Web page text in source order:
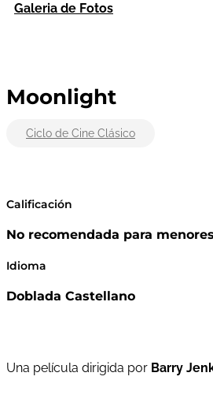
Galeria de Fotos
Moonlight
Ciclo de Cine Clásico
Calificación
No recomendada para
Idioma
Doblada Castellano
Una película dirigida por Barry